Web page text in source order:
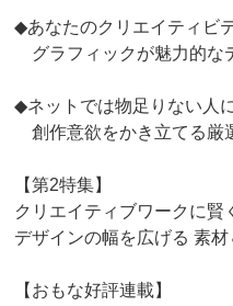
◆あなたのクリエイティビ
グラフィックが魅力的な
◆ネットでは物足りない人
創作意欲をかき立てる厳
【第2特集】
クリエイティブワークに賢
デザインの幅を広げる 素
【おもな好評連載】